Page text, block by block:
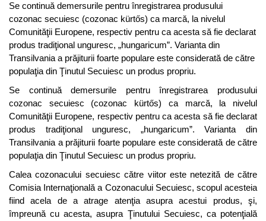
Se continuă demersurile pentru înregistrarea produsului
cozonac secuiesc (cozonac kürtős) ca marcă, la nivelul
Comunităţii Europene, respectiv pentru ca acesta să fie declarat
produs tradiţional unguresc, „hungaricum”. Varianta din
Transilvania a prăjiturii foarte populare este considerată de către
populaţia din Ţinutul Secuiesc un produs propriu.
Se continuă demersurile pentru înregistrarea produsului
cozonac secuiesc (cozonac kürtős) ca marcă, la nivelul
Comunităţii Europene, respectiv pentru ca acesta să fie declarat
produs tradiţional unguresc, „hungaricum”. Varianta din
Transilvania a prăjiturii foarte populare este considerată de către
populaţia din Ţinutul Secuiesc un produs propriu.
Calea cozonacului secuiesc către viitor este netezită de către
Comisia Internaţională a Cozonacului Secuiesc, scopul acesteia
fiind acela de a atrage atenţia asupra acestui produs, şi,
împreună cu acesta, asupra Ţinutului Secuiesc, ca potenţială